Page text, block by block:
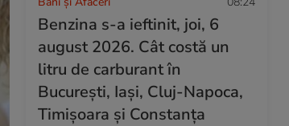
Benzina s-a ieftinit, joi, 6
august 2026. Cât costă un
litru de carburant în
București, Iași, Cluj-Napoca,
Timișoara și Constanța